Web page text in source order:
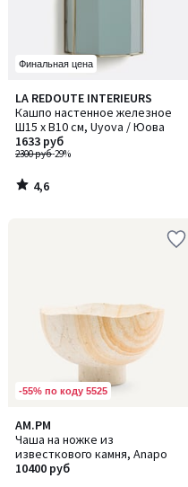
Финальная цена
LA REDOUTE INTERIEURS
Кашпо настенное железное
Ш15 x В10 см, Uyova / Юова
2300 руб-29%
1633 руб
4,6
/ 5
4,6
/
-55% по коду 5525
AM.PM
Чаша на ножке из
известкового камня, Anapo
10400 руб